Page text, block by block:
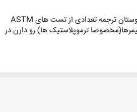
ممنون میشم اگه هریک از دوستان ترجمه تعدادی از تست های ASTM
ترموپلاستیک ها) رو دارن در